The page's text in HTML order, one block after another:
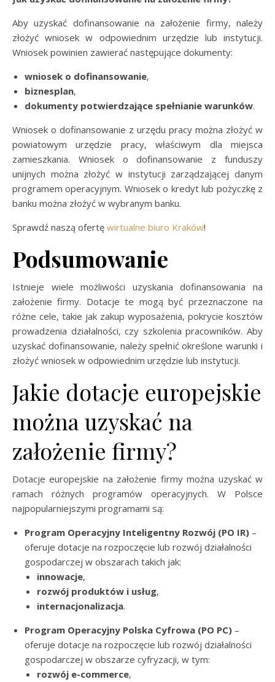
Aby uzyskać dofinansowanie na założenie firmy, należy
złożyć wniosek w odpowiednim urzędzie lub instytucji.
Wniosek powinien zawierać następujące dokumenty:
wniosek o dofinansowanie,
biznesplan,
dokumenty potwierdzające spełnianie warunków.
Wniosek o dofinansowanie z urzędu pracy można złożyć w
powiatowym urzędzie pracy, właściwym dla miejsca
zamieszkania. Wniosek o dofinansowanie z funduszy
unijnych można złożyć w instytucji zarządzającej danym
programem operacyjnym. Wniosek o kredyt lub pożyczkę z
banku można złożyć w wybranym banku.
Sprawdź naszą ofertę wirtualne biuro Kraków!
Podsumowanie
Istnieje wiele możliwości uzyskania dofinansowania na
założenie firmy. Dotacje te mogą być przeznaczone na
różne cele, takie jak zakup wyposażenia, pokrycie kosztów
prowadzenia działalności, czy szkolenia pracowników. Aby
uzyskać dofinansowanie, należy spełnić określone warunki i
złożyć wniosek w odpowiednim urzędzie lub instytucji.
Jakie dotacje europejskie
można uzyskać na
założenie firmy?
Dotacje europejskie na założenie firmy można uzyskać w
ramach różnych programów operacyjnych. W Polsce
najpopularniejszymi programami są:
Program Operacyjny Inteligentny Rozwój (PO IR) –
oferuje dotacje na rozpoczęcie lub rozwój działalności
gospodarczej w obszarach takich jak:
innowacje,
rozwój produktów i usług,
internacjonalizacja.
Program Operacyjny Polska Cyfrowa (PO PC) –
oferuje dotacje na rozpoczęcie lub rozwój działalności
gospodarczej w obszarze cyfryzacji, w tym:
rozwój e-commerce,